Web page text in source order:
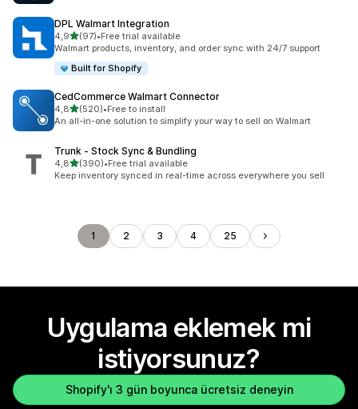
DPL Walmart Integration
4,95 yıldız üzerinden
(97)
toplam 97 değerlendirme
•Free trial available
Walmart products, inventory, and order sync with 24/7 support
Built for Shopify
CedCommerce Walmart Connector
4,85 yıldız üzerinden
(520)
toplam 520 değerlendirme
•Free to install
An all-in-one solution to simplify your way to sell on Walmart
Trunk ‑ Stock Sync & Bundling
4,85 yıldız üzerinden
(390)
toplam 390 değerlendirme
•Free trial available
Keep inventory synced in real-time across everywhere you sell
1 2 3 4 25
Uygulama eklemek mi
istiyorsunuz?
Shopify'ı 3 gün boyunca ücretsiz deneyin